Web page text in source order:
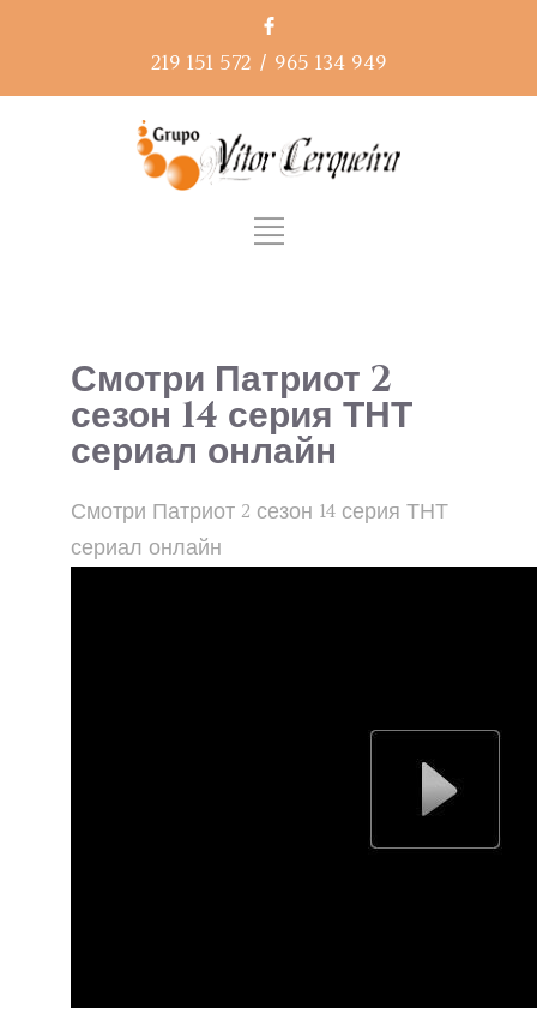
219 151 572 / 965 134 949
Смотри Патриот 2
сезон 14 серия ТНТ
сериал онлайн
Смотри Патриот 2 сезон 14 серия ТНТ
сериал онлайн